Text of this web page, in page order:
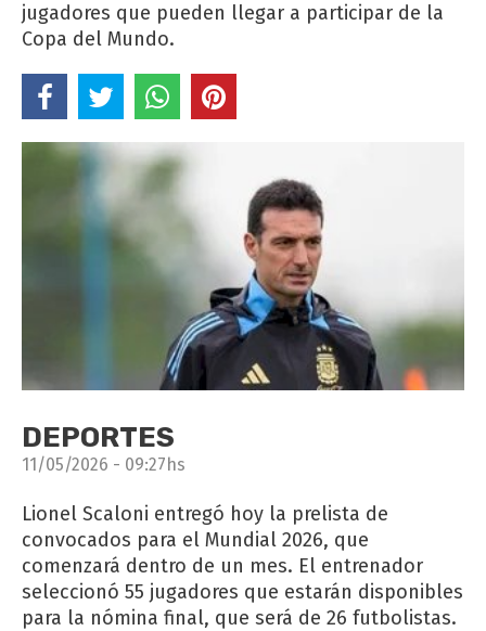
jugadores que pueden llegar a participar de la
Copa del Mundo.
DEPORTES
11/05/2026 - 09:27hs
Lionel Scaloni entregó hoy la prelista de
convocados para el Mundial 2026, que
comenzará dentro de un mes. El entrenador
seleccionó 55 jugadores que estarán disponibles
para la nómina final, que será de 26 futbolistas.